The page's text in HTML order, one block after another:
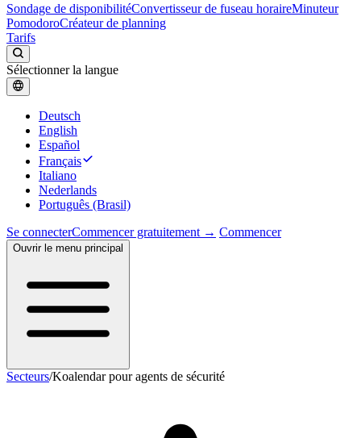
Sondage de disponibilitéConvertisseur de fuseau horaireMinuteur
PomodoroCréateur de planning
Tarifs
Sélectionner la langue
Deutsch
English
Español
Français
Italiano
Nederlands
Português (Brasil)
Se connecterCommencer gratuitement → Commencer
Ouvrir le menu principal
Secteurs/Koalendar pour agents de sécurité